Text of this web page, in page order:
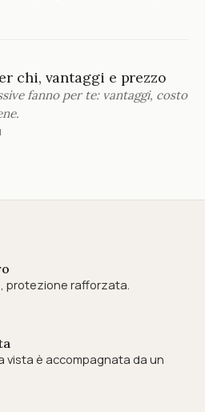
chi, vantaggi e prezzo
fanno per te: vantaggi, costo
protezione rafforzata.
vista è accompagnata da un